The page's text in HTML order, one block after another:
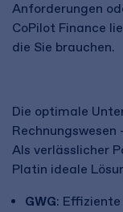
Anforderungen
CoPilot Finance
die Sie brauchen.
Die optimale
Rechnungswesen
Als verlässlicher
Platin ideale
GWG: